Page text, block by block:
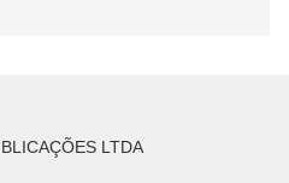
LTDA